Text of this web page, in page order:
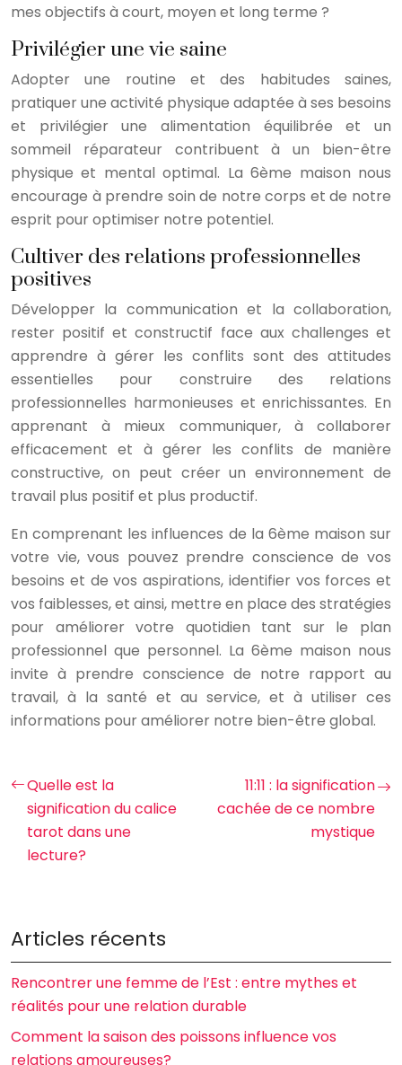
mes objectifs à court, moyen et long terme ?
Privilégier une vie saine
Adopter une routine et des habitudes saines,
pratiquer une activité physique adaptée à ses besoins
et privilégier une alimentation équilibrée et un
sommeil réparateur contribuent à un bien-être
physique et mental optimal. La 6ème maison nous
encourage à prendre soin de notre corps et de notre
esprit pour optimiser notre potentiel.
Cultiver des relations professionnelles
positives
Développer la communication et la collaboration,
rester positif et constructif face aux challenges et
apprendre à gérer les conflits sont des attitudes
essentielles pour construire des relations
professionnelles harmonieuses et enrichissantes. En
apprenant à mieux communiquer, à collaborer
efficacement et à gérer les conflits de manière
constructive, on peut créer un environnement de
travail plus positif et plus productif.
En comprenant les influences de la 6ème maison sur
votre vie, vous pouvez prendre conscience de vos
besoins et de vos aspirations, identifier vos forces et
vos faiblesses, et ainsi, mettre en place des stratégies
pour améliorer votre quotidien tant sur le plan
professionnel que personnel. La 6ème maison nous
invite à prendre conscience de notre rapport au
travail, à la santé et au service, et à utiliser ces
informations pour améliorer notre bien-être global.
Quelle est la
signification du calice
tarot dans une
lecture?
11:11 : la signification
cachée de ce nombre
mystique
Articles récents
Rencontrer une femme de l’Est : entre mythes et
réalités pour une relation durable
Comment la saison des poissons influence vos
relations amoureuses?